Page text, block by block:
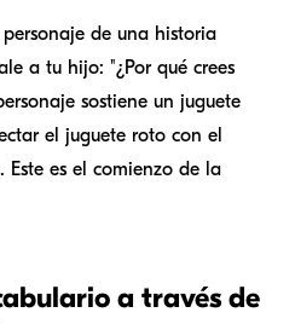
de una historia
a tu hijo: "¿Por qué crees
sostiene un juguete
el juguete roto con el
Este es el comienzo de la
a través de